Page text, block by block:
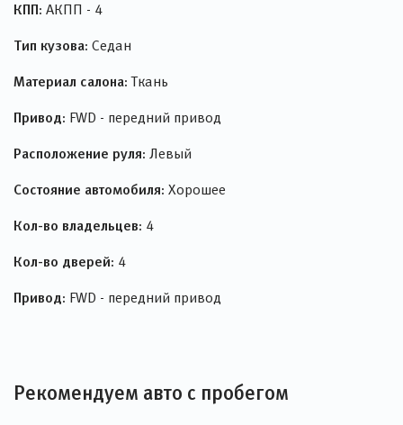
КПП: АКПП - 4
Тип кузова: Седан
Материал салона: Ткань
Привод: FWD - передний привод
Расположение руля: Левый
Состояние автомобиля: Хорошее
Кол-во владельцев: 4
Кол-во дверей: 4
Привод: FWD - передний привод
Рекомендуем авто с пробегом